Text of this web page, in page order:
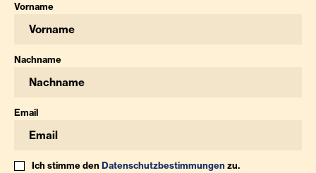
Vorname
Nachname
Email
Ich stimme denDatenschutzbestimmungenzu.